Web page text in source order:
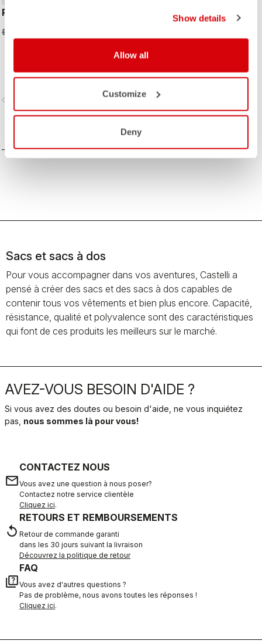
Show details
Allow all
Customize
Deny
RACE BRIEFCASE
$199.00
navigate_next
COMPAREZ
Sacs et sacs à dos
Pour vous accompagner dans vos aventures, Castelli a
pensé à créer des sacs et des sacs à dos capables de
contenir tous vos vêtements et bien plus encore. Capacité,
résistance, qualité et polyvalence sont des caractéristiques
qui font de ces produits les meilleurs sur le marché.
AVEZ-VOUS BESOIN D'AIDE ?
Si vous avez des doutes ou besoin d'aide, ne vous inquiétez
pas, nous sommes là pour vous!
email
CONTACTEZ NOUS
Vous avez une question à nous poser?
Contactez notre service clientèle
Cliquez ici.
replay
RETOURS ET REMBOURSEMENTS
Retour de commande garanti
dans les 30 jours suivant la livraison
Découvrez la politique de retour
quiz
FAQ
Vous avez d'autres questions ?
Pas de problème, nous avons toutes les réponses !
Cliquez ici.